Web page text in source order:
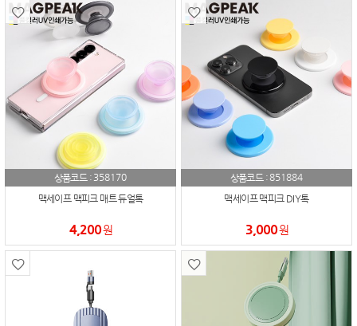
상품코드 : 358170
맥세이프 맥피크 매트 듀얼톡
4,200원
상품코드 :851884
맥세이프 맥피크 DIY톡
3,000원